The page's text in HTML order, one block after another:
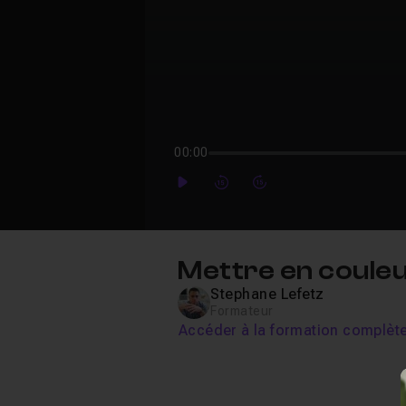
00:00
PlayForwardForward
Mettre en
Stephane Lefetz
Accéder à la formation